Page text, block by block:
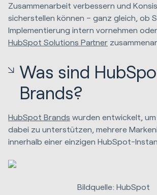
Zusammenarbeit verbessern und
sicherstellen können – ganz gleich, ob
Implementierung intern vornehmen
HubSpot Solutions Partner
Was sind
Brands?
HubSpot Brands wurden entwickelt,
dabei zu unterstützen, mehrere
innerhalb einer einzigen HubSpot-
Bildquelle: HubSpot